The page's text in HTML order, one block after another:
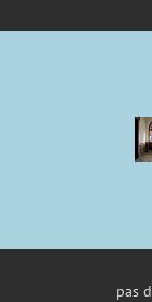
pas